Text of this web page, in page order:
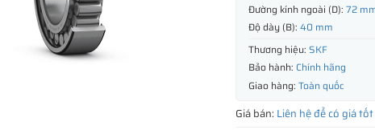
Đường kính ngoài (D): 72
Độ dày (B): 40 mm
Thương hiệu: SKF
Bảo hành: Chính hãng
Giao hàng: Toàn quốc
Giá bán: Liên hệ để có giá